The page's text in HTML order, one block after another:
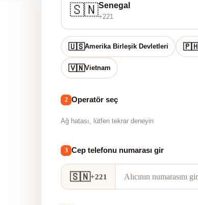
🇸🇳Senegal
+221
🇺🇸Amerika Birleşik Devletleri
🇻🇳Vietnam
2 Operatör seç
Ağ hatası, lütfen tekrar deneyin
3 Cep telefonu numarası gir
🇸🇳+221